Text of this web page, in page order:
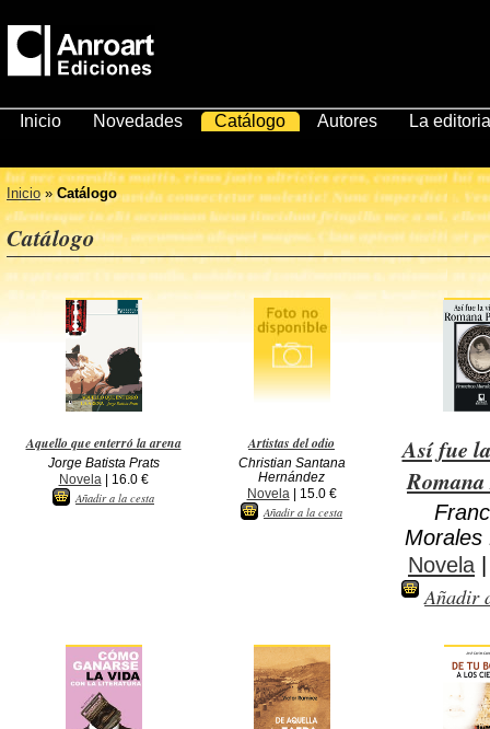
Inicio Novedades Catálogo Autores La
Inicio»Catálogo
Catálogo
Aquello que enterró la arena
Jorge Batista Prats
Novela | 16.0 €
Añadir a la cesta
Artistas del odio
Christian Santana
Hernández
Novela | 15.0 €
Añadir a la cesta
Así fue
Morales
Novela
Añadir